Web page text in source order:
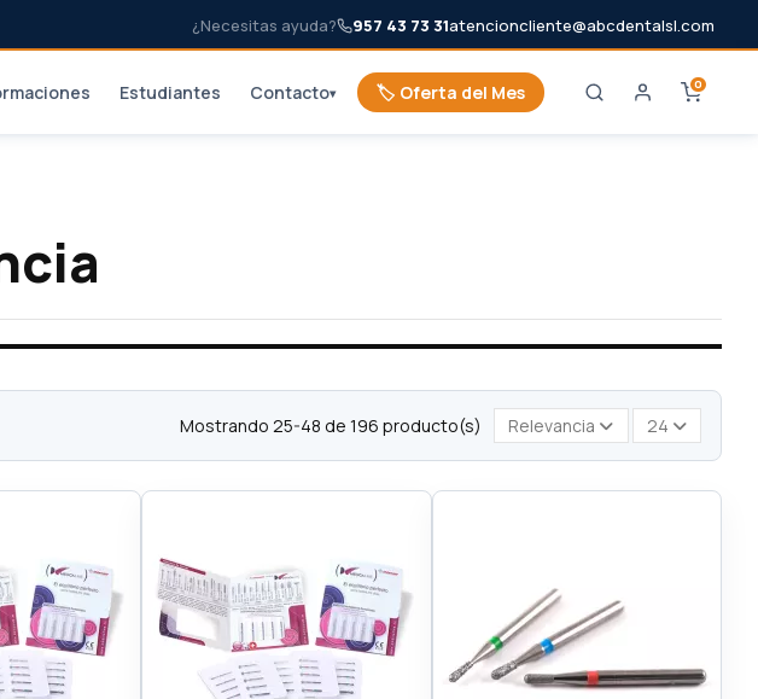
¿Necesitas ayuda? 957 43 73 31atencioncliente@abcdentalsl.com
Estudiantes Contacto▾ 🏷️ Oferta del Mes 0
Mostrando 25-48 de 196 producto(s) Relevancia 24